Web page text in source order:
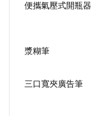
便攜氣壓式開瓶器
漿糊筆
三口寬夾廣告筆